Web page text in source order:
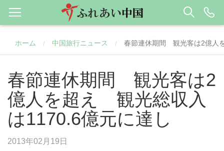
ホーム / 中国旅行ニュース / 春節連休期間 観光客は2億人
春節連休期間 観光客は2
億人を超え 観光総収入
は1170.6億元に達し
2013年02月19日